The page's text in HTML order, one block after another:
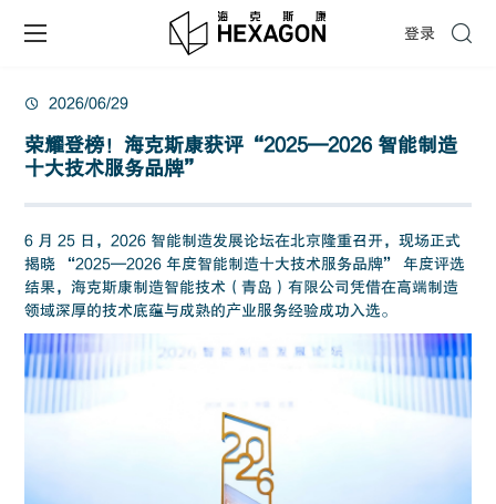
登录
2026/06/29
荣耀登榜！海克斯康获评“2025—2026 智能制造
十大技术服务品牌”
6 月 25 日，2026 智能制造发展论坛在北京隆重召开，现场正式
揭晓 “2025—2026 年度智能制造十大技术服务品牌” 年度评选
结果，海克斯康制造智能技术（青岛）有限公司凭借在高端制造
领域深厚的技术底蕴与成熟的产业服务经验成功入选。